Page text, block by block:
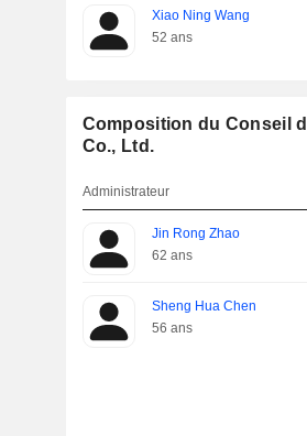
Xiao Ning Wang
52 ans
Composition du Conseil
Co., Ltd.
Administrateur
Jin Rong Zhao
62 ans
Sheng Hua Chen
56 ans